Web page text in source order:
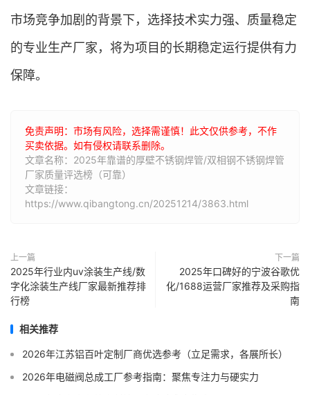
市场竞争加剧的背景下，选择技术实力强、质量稳定
的专业生产厂家，将为项目的长期稳定运行提供有力
保障。
免责声明：市场有风险，选择需谨慎！此文仅供参考，不作
买卖依据。如有侵权请联系删除。
文章名称：2025年靠谱的厚壁不锈钢焊管/双相钢不锈钢焊管
厂家质量评选榜（可靠）
文章链接：
https://www.qibangtong.cn/20251214/3863.html
上一篇
2025年行业内uv涂装生产线/数
字化涂装生产线厂家最新推荐排
行榜
下一篇
2025年口碑好的宁波谷歌优
化/1688运营厂家推荐及采购指
南
相关推荐
2026年江苏铝百叶定制厂商优选参考（立足需求，各展所长）
2026年电磁阀总成工厂参考指南：聚焦专注力与硬实力